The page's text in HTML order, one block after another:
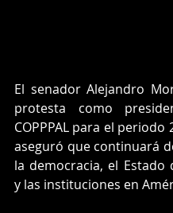
El senador Alejandro
protesta como
COPPPAL para el periodo
aseguró que continuará
la democracia, el Estado
y las instituciones en